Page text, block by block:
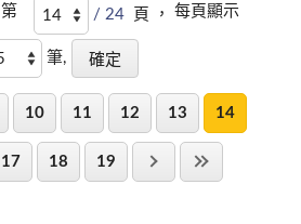
第 / 24 頁 ， 每頁顯示
筆,
10 11 12 13 14
17 18 19